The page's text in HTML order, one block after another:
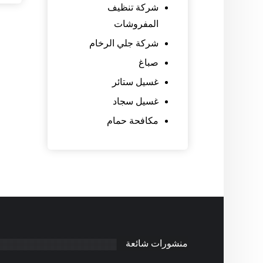
شركة تنظيف
المفروشات
شركة جلي الرخام
صباغ
غسيل ستائر
غسيل سجاد
مكافحة حمام
منشورات شائعة